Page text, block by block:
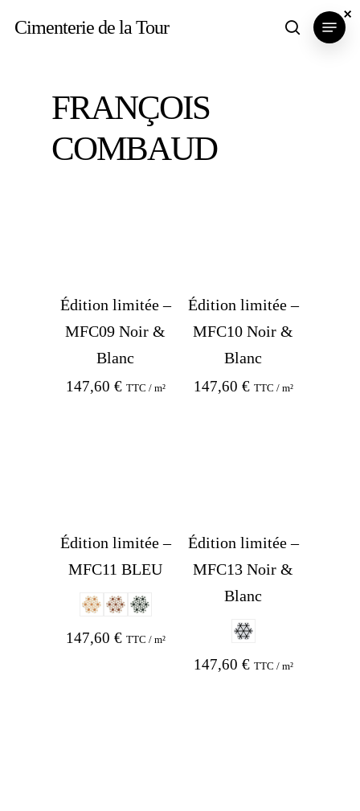
Cimenterie de la Tour search
Menu
FRANÇOIS
COMBAUD
Édition limitée –
MFC09 Noir &
Blanc
147,60 € TTC / m²
Édition limitée –
MFC10 Noir &
Blanc
147,60 € TTC / m²
Édition limitée –
MFC11 BLEU
147,60 € TTC / m²
Édition limitée –
MFC13 Noir &
Blanc
147,60 € TTC / m²
×
×
×